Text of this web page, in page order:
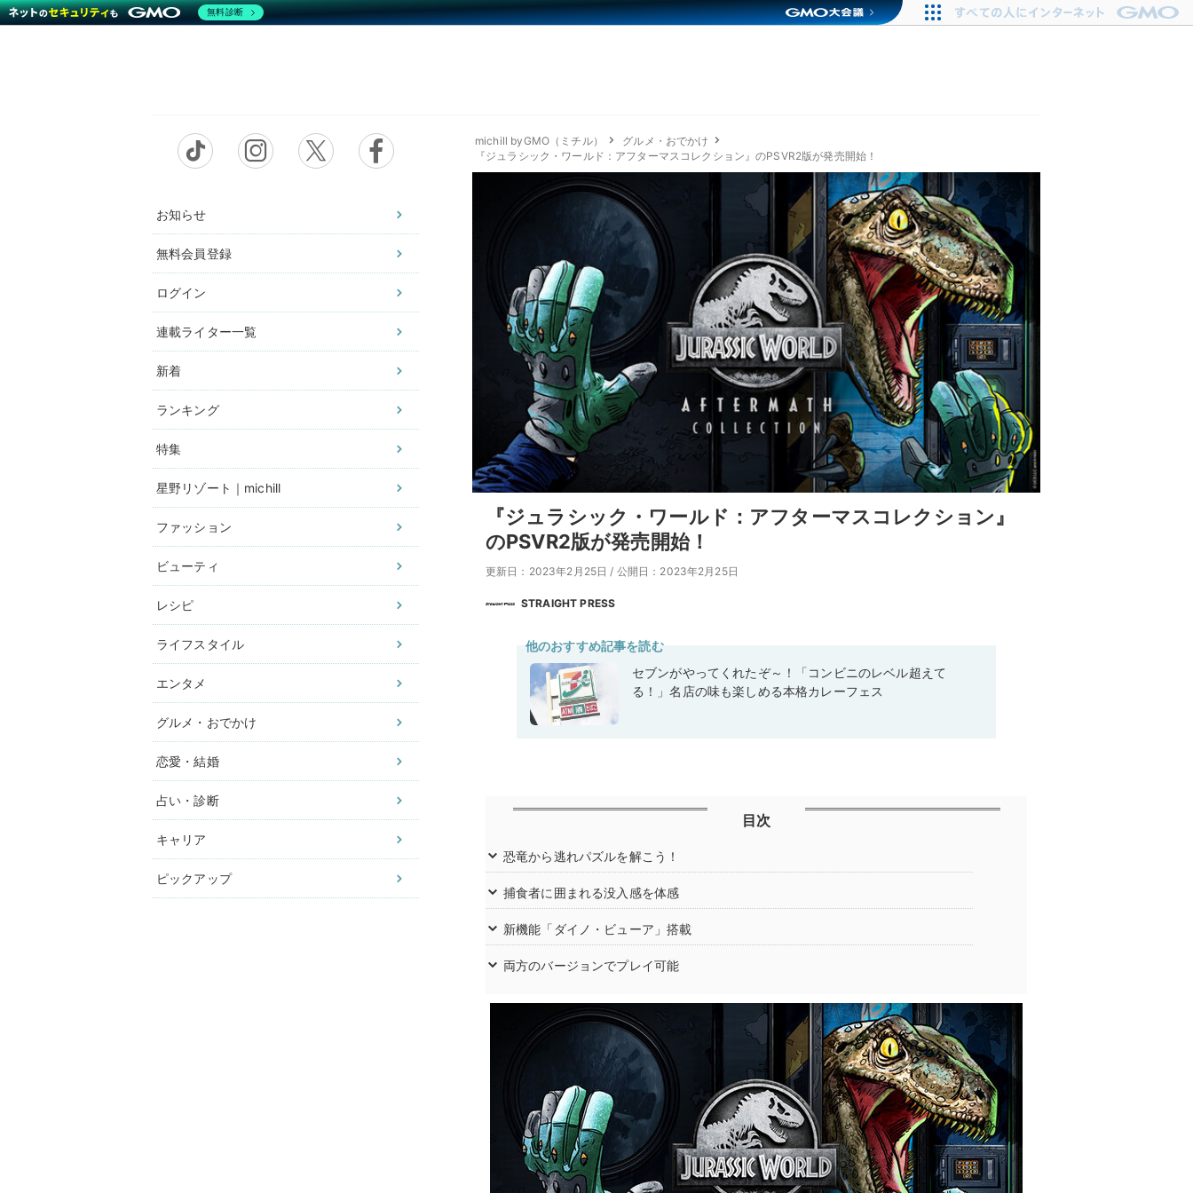
お知らせ
無料会員登録
ログイン
連載ライター一覧
新着
ランキング
特集
星野リゾート｜michill
ファッション
ビューティ
レシピ
ライフスタイル
エンタメ
グルメ・おでかけ
恋愛・結婚
占い・診断
キャリア
ピックアップ
michill byGMO（ミチル）
グルメ・おでかけ
『ジュラシック・ワールド：アフターマスコレクション』のPSVR2版が発売開始！
『ジュラシック・ワールド：アフターマスコレクション』
のPSVR2版が発売開始！
更新日：2023年2月25日 / 公開日：2023年2月25日
STRAIGHT PRESS
他のおすすめ記事を読む
セブンがやってくれたぞ～！「コンビニのレベル超えて
る！」名店の味も楽しめる本格カレーフェス
目次
恐竜から逃れパズルを解こう！
捕食者に囲まれる没入感を体感
新機能「ダイノ・ビューア」搭載
両方のバージョンでプレイ可能
無料診断